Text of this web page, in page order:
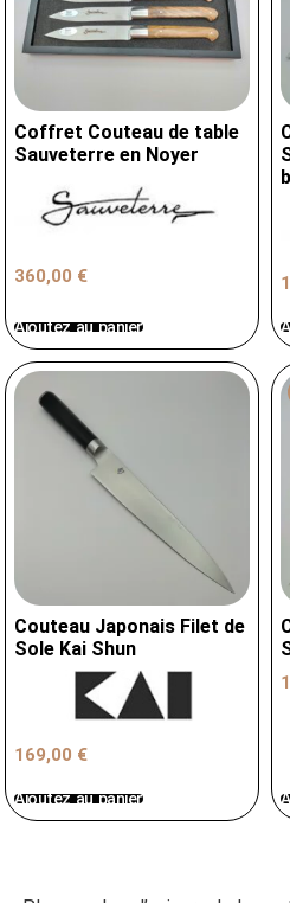
Coffret Couteau de table
Sauveterre en Noyer
360,00 €
Ajoutez au panier
Couteau Japonais Filet de
Sole Kai Shun
169,00 €
Ajoutez au panier